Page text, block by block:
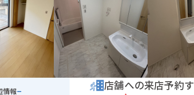
情報 店舗への来店予約